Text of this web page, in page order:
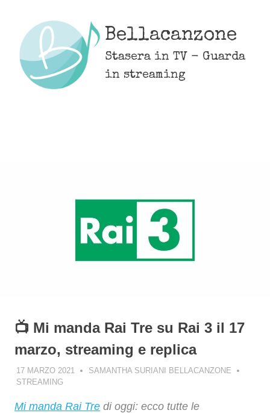
content
Bellacanzone
Stasera in TV - Guarda
in streaming
📺 Mi manda Rai Tre su Rai 3 il 17
marzo, streaming e replica
17 MARZO 2021
SAMANTHA SURIANI BELLACANZONE
STREAMING
Mi manda Rai Tre di oggi: ecco tutte le